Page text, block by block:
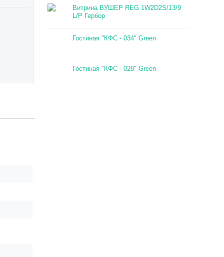
Витрина ВУШЕР REG 1W2D2S/13/9
L/P Гербор
Гостиная "КФС - 034" Green
Гостиная "КФС - 028" Green